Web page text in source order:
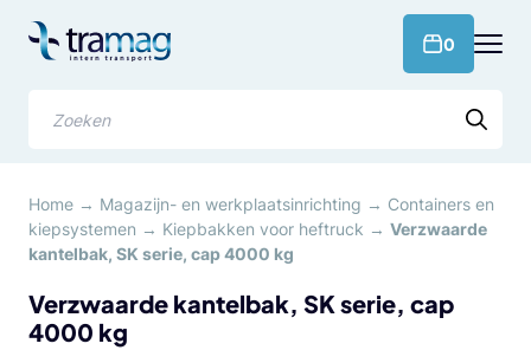
naar
0
Home → Magazijn- en werkplaatsinrichting → Containers en
kiepsystemen → Kiepbakken voor heftruck → Verzwaarde
kantelbak, SK serie, cap 4000 kg
Verzwaarde kantelbak, SK serie, cap
4000 kg